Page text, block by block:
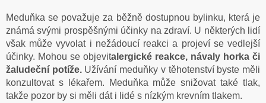
Meduňka se považuje za běžně dostupnou bylinku, která je
známá svými prospěšnými účinky na zdraví. U některých lidí
však může vyvolat i nežádoucí reakci a projeví se vedlejší
účinky. Mohou se objevitalergické reakce, návaly horka či
žaludeční potíže.Užívání meduňky v těhotenství byste měli
konzultovat s lékařem. Meduňka může snižovat také tlak,
takže pozor by si měli dát i lidé s nízkým krevním tlakem.